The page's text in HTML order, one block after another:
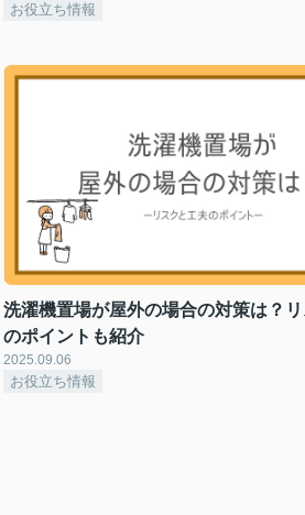
お役立ち情報
洗濯機置場が屋外の場合の対策は？
のポイントも紹介
2025.09.06
お役立ち情報